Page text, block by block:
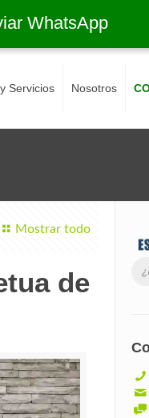
WhatsApp
Servicios Nosotros
Mostrar todo
de